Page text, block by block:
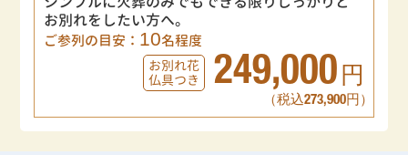
お別れをしたい方へ。
ご参列の目安： 10名程度
お別れ花
仏具つき
249,000 円
（税込273,900円）